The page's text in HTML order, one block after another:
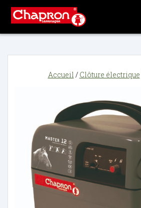
Accueil / Clôture électrique